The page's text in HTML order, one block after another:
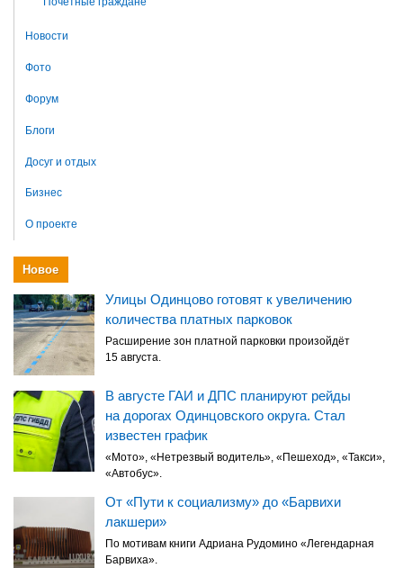
Новости
Фото
Форум
Блоги
Досуг и отдых
Бизнес
О проекте
Новое
Улицы Одинцово готовят к увеличению
количества платных парковок
Расширение зон платной парковки произойдёт
15 августа.
В августе ГАИ и ДПС планируют рейды
на дорогах Одинцовского округа. Стал
известен график
«Мото», «Нетрезвый водитель», «Пешеход», «Такси»,
«Автобус».
От «Пути к социализму» до «Барвихи
лакшери»
По мотивам книги Адриана Рудомино «Легендарная
Барвиха».